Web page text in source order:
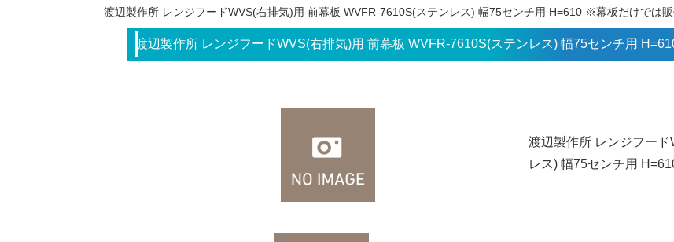
渡辺製作所 レンジフードWVS(右排気)用 前幕板 WVFR-7610S(ステンレス) 幅75センチ用 H=610 ※幕板だけでは販
渡辺製作所 レンジフードWVS(右排気)用 前幕板 WVFR-7610S(ステンレス) 幅75センチ用
渡辺製作所 レンジフー
レス) 幅75センチ用